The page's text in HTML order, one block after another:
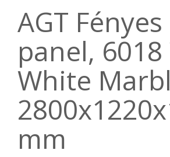
AGT
panel,
White
mm